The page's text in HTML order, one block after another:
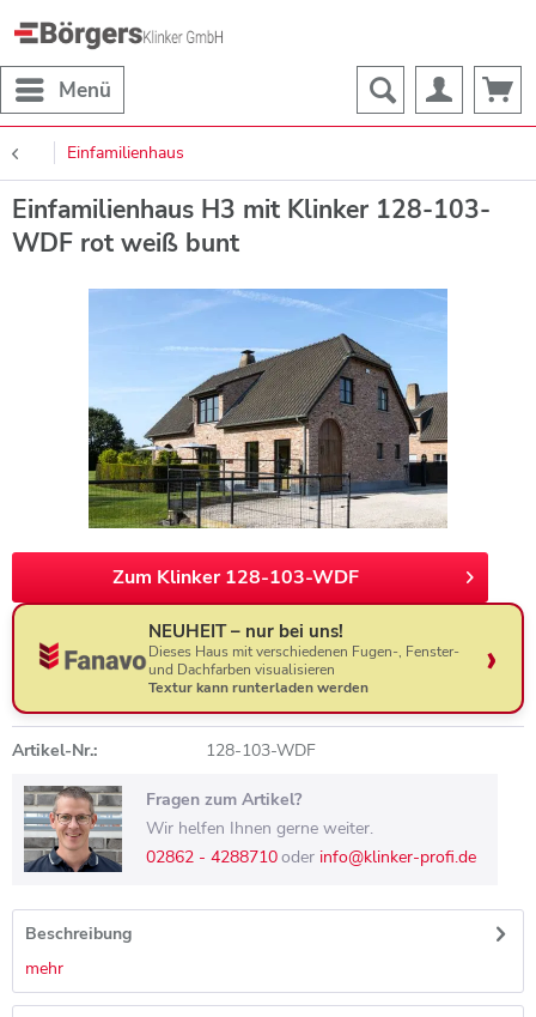
Menü
Einfamilienhaus
Einfamilienhaus H3 mit Klinker 128-103-
WDF rot weiß bunt
Zum Klinker 128-103-WDF
NEUHEIT – nur bei uns!
Dieses Haus mit verschiedenen Fugen-, Fenster-
und Dachfarben visualisieren
Textur kann runterladen werden
Artikel-Nr.: 128-103-WDF
Fragen zum Artikel?
Wir helfen Ihnen gerne weiter.
02862 - 4288710oder info@klinker-profi.de
Beschreibung
mehr